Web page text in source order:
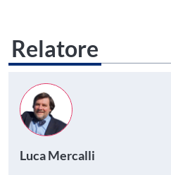
Relatore
Luca Mercalli